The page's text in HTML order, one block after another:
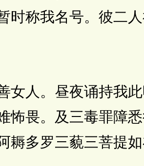
时称我名号。彼二
人。昼夜诵持我此
怖畏。及三毒罪障
耨多罗三藐三菩提